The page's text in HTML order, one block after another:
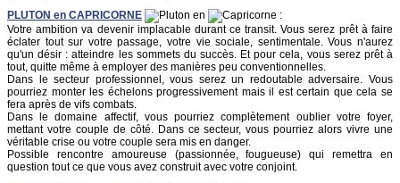
PLUTON en CAPRICORNE en
:
Votre ambition va devenir implacable durant ce transit. Vous serez prêt à faire
éclater tout sur votre passage, votre vie sociale, sentimentale. Vous n'aurez
qu'un désir : atteindre les sommets du succès. Et pour cela, vous serez prêt à
tout, quitte même à employer des manières peu conventionnelles.
Dans le secteur professionnel, vous serez un redoutable adversaire. Vous
pourriez monter les échelons progressivement mais il est certain que cela se
fera après de vifs combats.
Dans le domaine affectif, vous pourriez complètement oublier votre foyer,
mettant votre couple de côté. Dans ce secteur, vous pourriez alors vivre une
véritable crise ou votre couple sera mis en danger.
Possible rencontre amoureuse (passionnée, fougueuse) qui remettra en
question tout ce que vous avez construit avec votre conjoint.